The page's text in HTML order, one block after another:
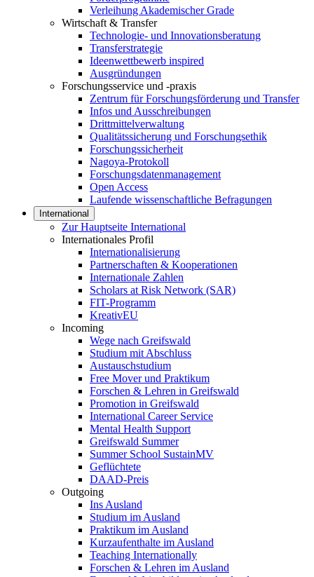
Verleihung Akademischer Grade
Wirtschaft & Transfer
Technologie- und Innovationsberatung
Transferstrategie
Ideenwettbewerb inspired
Ausgründungen
Forschungsservice und -praxis
Zentrum für Forschungsförderung und Transfer
Infos und Ausschreibungen
Drittmittelverwaltung
Qualitätssicherung und Forschungsethik
Forschungssicherheit
Nagoya-Protokoll
Forschungsdatenmanagement
Open Access
Laufende wissenschaftliche Befragungen
International
Zur Hauptseite International
Internationales Profil
Internationalisierung
Partnerschaften & Kooperationen
Internationale Zahlen
Scholars at Risk Network (SAR)
FIT-Programm
KreativEU
Incoming
Wege nach Greifswald
Studium mit Abschluss
Austauschstudium
Free Mover und Praktikum
Forschen & Lehren in Greifswald
Promotion in Greifswald
International Career Service
Mental Health Support
Greifswald Summer
Summer School SustainMV
Geflüchtete
DAAD-Preis
Outgoing
Ins Ausland
Studium im Ausland
Praktikum im Ausland
Kurzaufenthalte im Ausland
Teaching Internationally
Forschen & Lehren im Ausland